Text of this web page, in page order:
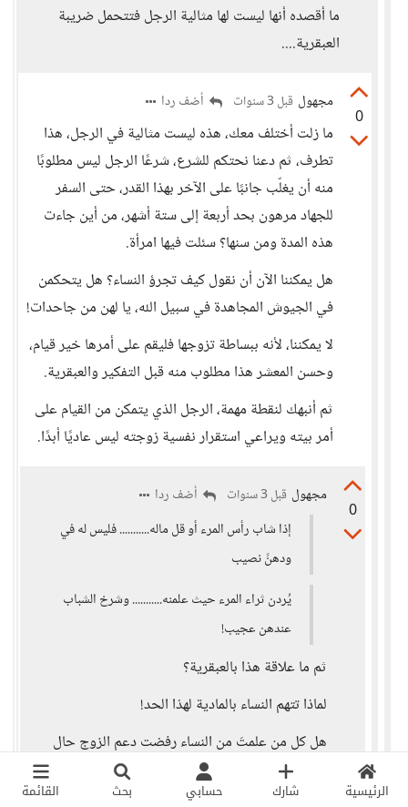
الرئيسية شارك حسابي بحث القائمة
ما أقصده أنها ليست لها مثالية الرجل فتتحمل ضريبة
العبقرية....
0
مجهول قبل 3 سنوات أضف ردا
ما زلت أختلف معك، هذه ليست مثالية في الرجل، هذا
تطرف، ثم دعنا نحتكم للشرع، شرعًا الرجل ليس مطلوبًا
منه أن يغلّب جانبًا على الآخر بهذا القدر، حتى السفر
للجهاد مرهون بحد أربعة إلى ستة أشهر، من أين جاءت
هذه المدة ومن سنها؟ سئلت فيها امرأة.
هل يمكننا الآن أن نقول كيف تجرؤ النساء؟ هل يتحكمن
في الجيوش المجاهدة في سبيل الله، يا لهن من جاحدات!
لا يمكننا، لأنه ببساطة تزوجها فليقم على أمرها خير قيام،
وحسن المعشر هذا مطلوب منه قبل التفكير والعبقرية.
ثم أنبهك لنقطة مهمة، الرجل الذي يتمكن من القيام على
أمر بيته ويراعي استقرار نفسية زوجته ليس عاديًا أبدًا.
0
مجهول قبل 3 سنوات
أضف ردا
إذا شاب رأس المرء أو قل ماله........... فليس له في
ودهنً نصيب
يُردن ثراء المرء حيث علمنه........... وشرخ الشباب
عندهن عجيب!
ثم ما علاقة هذا بالعبقرية؟
لماذا تتهم النساء بالمادية لهذا الحد!
هل كل من علمتَ من النساء رفضت دعم الزوج حال
حاجته؟